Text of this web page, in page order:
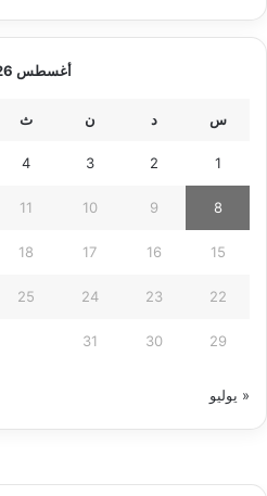
أغسطس 2026
س د ن ث
1
2
3
4
8
9
10
11
15
16
17
18
22
23
24
25
29
30
31
« يوليو